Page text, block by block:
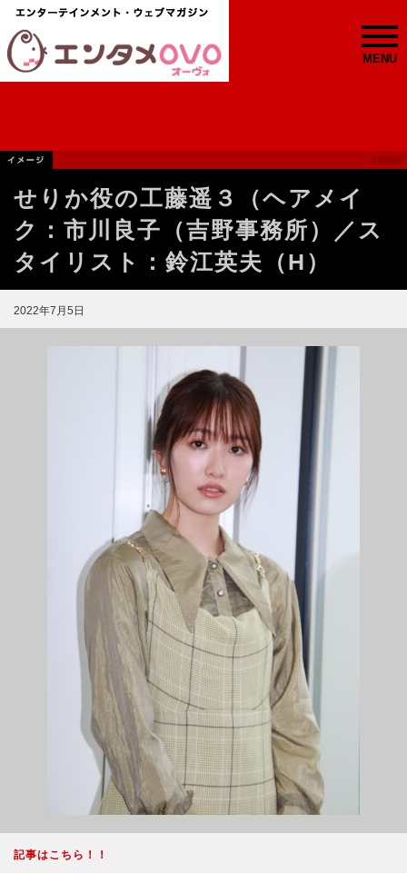
MENU
せりか役の工藤遥３（ヘアメイ
ク：市川良子（吉野事務所）／ス
タイリスト：鈴江英夫（H）
2022年7月5日
記事はこちら！！